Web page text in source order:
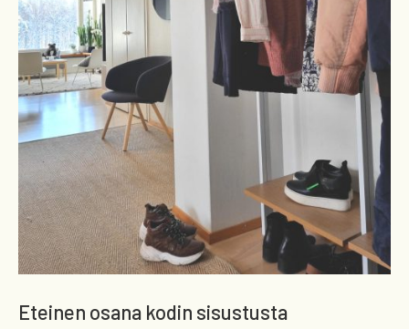
Eteinen osana kodin sisustusta